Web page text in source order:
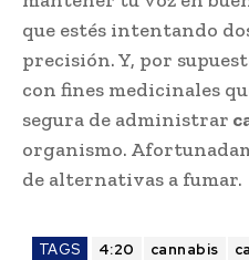
que estés intentando
precisión. Y, por
con fines medicinales
segura de administrar
organismo.
de alternativas a fumar.
TAGS 4:20 cannabis